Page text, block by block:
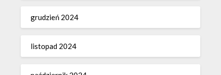
grudzień 2024
listopad 2024